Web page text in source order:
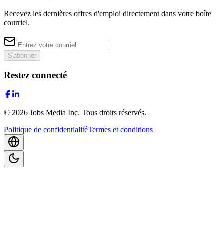
Recevez les dernières offres d'emploi directement dans votre boîte
courriel.
S'abonner
Restez connecté
© 2026 Jobs Media Inc. Tous droits réservés.
Politique de confidentialitéTermes et conditions